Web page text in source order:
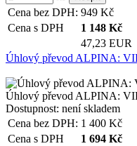
Cena bez DPH: 949 Kč
Cena s DPH
1 148 Kč
47,23 EUR
Úhlový převod ALPINA:
Úhlový převod ALPINA:
Dostupnost: není skladem
Cena bez DPH: 1 400 Kč
Cena s DPH
1 694 Kč